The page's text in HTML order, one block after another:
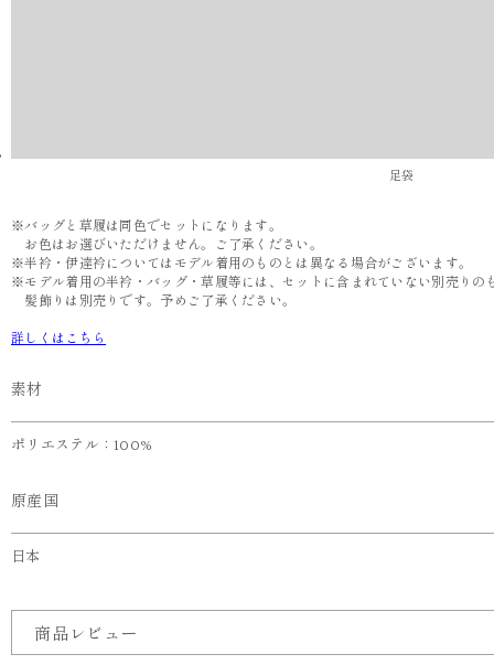
足袋
※バッグと草履は同色でセットになります。
お色はお選びいただけません。ご了承ください。
※半衿・伊達衿についてはモデル着用のものとは異なる場合がございます。
※モデル着用の半衿・バッグ・草履等には、セットに含まれていない別売りの
髪飾りは別売りです。予めご了承ください。
詳しくはこちら
素材
ポリエステル：100%
原産国
日本
商品レビュー